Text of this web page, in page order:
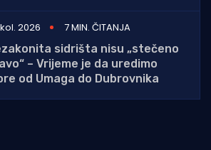
2026
7 MIN. ČITANJA
sidrišta nisu „stečeno
– Vrijeme je da uredimo
od Umaga do Dubrovnika